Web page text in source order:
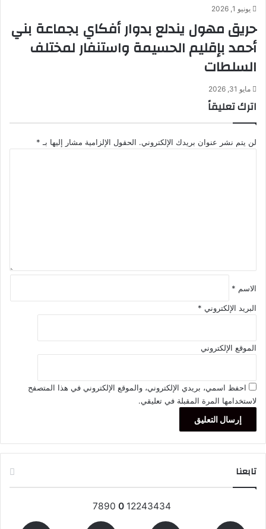
يونيو 1, 2026
حريق مهول يندلع بدوار أفكاي بجماعة بني
أحمد بإقليم الحسيمة واستنفار لمختلف
السلطات
مايو 31, 2026
اترك تعليقاً
لن يتم نشر عنوان بريدك الإلكتروني. الحقول الإلزامية مشار إليها بـ *
الاسم *
البريد الإلكتروني *
الموقع الإلكتروني
احفظ اسمي، بريدي الإلكتروني، والموقع الإلكتروني في هذا المتصفح
لاستخدامها المرة المقبلة في تعليقي.
تابعنا
12243434
0